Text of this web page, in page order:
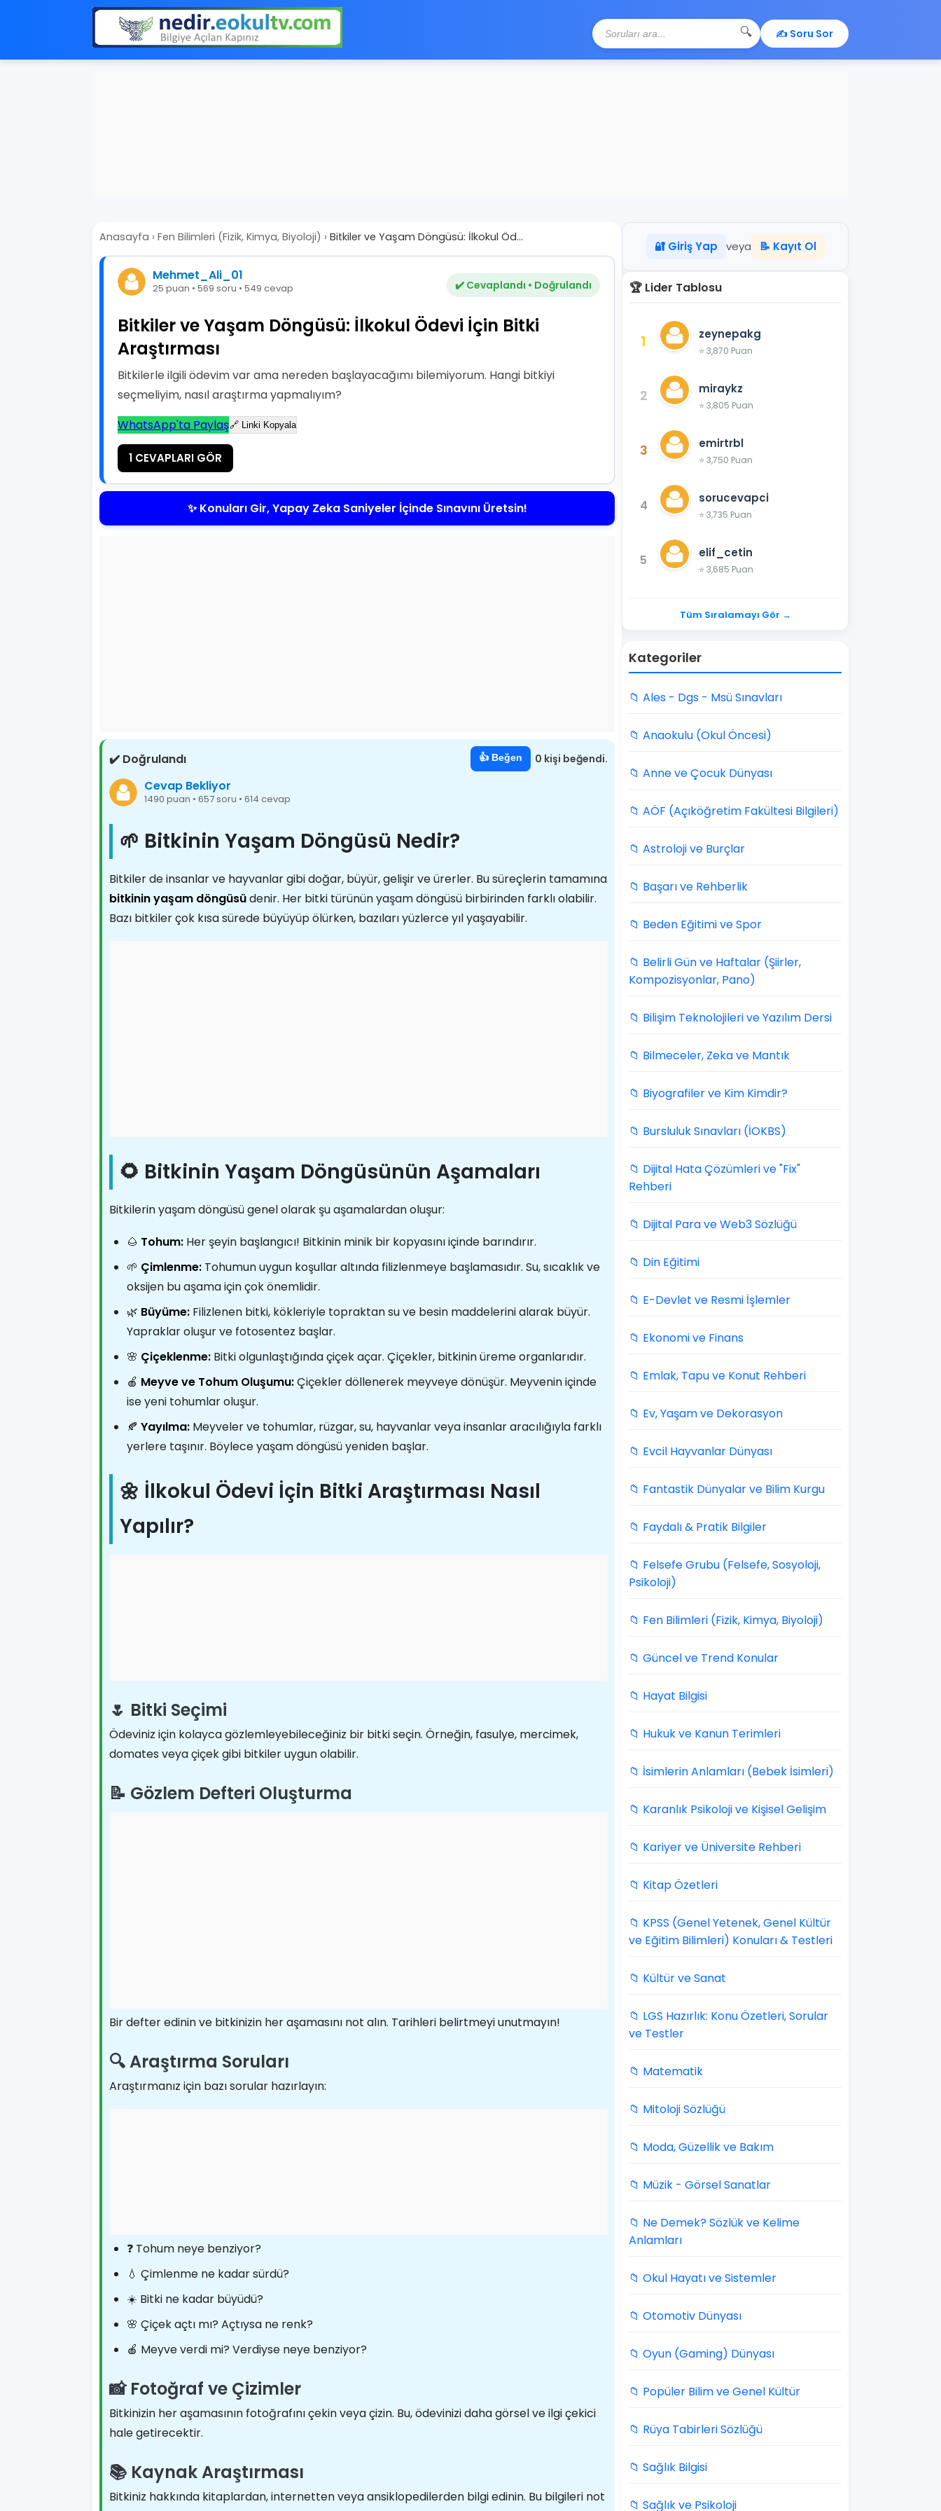
🔍 ✍️ Soru Sor
Anasayfa › Fen Bilimleri (Fizik, Kimya, Biyoloji) › Bitkiler ve Yaşam Döngüsü: İlkokul Öd...
Mehmet_Ali_01
25 puan • 569 soru • 549 cevap ✔️ Cevaplandı • Doğrulandı
Bitkiler ve Yaşam Döngüsü: İlkokul Ödevi İçin Bitki
Araştırması
Bitkilerle ilgili ödevim var ama nereden başlayacağımı bilemiyorum. Hangi bitkiyi
seçmeliyim, nasıl araştırma yapmalıyım?
WhatsApp'ta Paylaş🔗 Linki Kopyala
1 CEVAPLARI GÖR
✨ Konuları Gir, Yapay Zeka Saniyeler İçinde Sınavını Üretsin!
✔️ Doğrulandı 👍 Beğen 0 kişi beğendi.
Cevap Bekliyor
1490 puan • 657 soru • 614 cevap
🌱 Bitkinin Yaşam Döngüsü Nedir?
Bitkiler de insanlar ve hayvanlar gibi doğar, büyür, gelişir ve ürerler. Bu süreçlerin tamamına
bitkinin yaşam döngüsüdenir. Her bitki türünün yaşam döngüsü birbirinden farklı olabilir.
Bazı bitkiler çok kısa sürede büyüyüp ölürken, bazıları yüzlerce yıl yaşayabilir.
🌻 Bitkinin Yaşam Döngüsünün Aşamaları
Bitkilerin yaşam döngüsü genel olarak şu aşamalardan oluşur:
🌰 Tohum: Her şeyin başlangıcı! Bitkinin minik bir kopyasını içinde barındırır.
🌱 Çimlenme: Tohumun uygun koşullar altında filizlenmeye başlamasıdır. Su, sıcaklık ve
oksijen bu aşama için çok önemlidir.
🌿 Büyüme: Filizlenen bitki, kökleriyle topraktan su ve besin maddelerini alarak büyür.
Yapraklar oluşur ve fotosentez başlar.
🌸 Çiçeklenme: Bitki olgunlaştığında çiçek açar. Çiçekler, bitkinin üreme organlarıdır.
🍎 Meyve ve Tohum Oluşumu:Çiçekler döllenerek meyveye dönüşür. Meyvenin içinde
ise yeni tohumlar oluşur.
🍂 Yayılma: Meyveler ve tohumlar, rüzgar, su, hayvanlar veya insanlar aracılığıyla farklı
yerlere taşınır. Böylece yaşam döngüsü yeniden başlar.
🌼 İlkokul Ödevi İçin Bitki Araştırması Nasıl
Yapılır?
🌷 Bitki Seçimi
Ödeviniz için kolayca gözlemleyebileceğiniz bir bitki seçin. Örneğin, fasulye, mercimek,
domates veya çiçek gibi bitkiler uygun olabilir.
📝 Gözlem Defteri Oluşturma
Bir defter edinin ve bitkinizin her aşamasını not alın. Tarihleri belirtmeyi unutmayın!
🔍 Araştırma Soruları
Araştırmanız için bazı sorular hazırlayın:
❓ Tohum neye benziyor?
💧 Çimlenme ne kadar sürdü?
☀️ Bitki ne kadar büyüdü?
🌸 Çiçek açtı mı? Açtıysa ne renk?
🍎 Meyve verdi mi? Verdiyse neye benziyor?
📸 Fotoğraf ve Çizimler
Bitkinizin her aşamasının fotoğrafını çekin veya çizin. Bu, ödevinizi daha görsel ve ilgi çekici
hale getirecektir.
📚 Kaynak Araştırması
Bitkiniz hakkında kitaplardan, internetten veya ansiklopedilerden bilgi edinin. Bu bilgileri not
🔐 Giriş Yap veya 📝 Kayıt Ol
🏆 Lider Tablosu
1 zeynepakg
⭐ 3,870 Puan
2 miraykz
⭐ 3,805 Puan
3 emirtrbl
⭐ 3,750 Puan
4 sorucevapci
⭐ 3,735 Puan
5 elif_cetin
⭐ 3,685 Puan
Tüm Sıralamayı Gör →
Kategoriler
📁 Ales - Dgs - Msü Sınavları
📁 Anaokulu (Okul Öncesi)
📁 Anne ve Çocuk Dünyası
📁 AÖF (Açıköğretim Fakültesi Bilgileri)
📁 Astroloji ve Burçlar
📁 Başarı ve Rehberlik
📁 Beden Eğitimi ve Spor
📁 Belirli Gün ve Haftalar (Şiirler,
Kompozisyonlar, Pano)
📁 Bilişim Teknolojileri ve Yazılım Dersi
📁 Bilmeceler, Zeka ve Mantık
📁 Biyografiler ve Kim Kimdir?
📁 Bursluluk Sınavları (İOKBS)
📁 Dijital Hata Çözümleri ve "Fix"
Rehberi
📁 Dijital Para ve Web3 Sözlüğü
📁 Din Eğitimi
📁 E-Devlet ve Resmi İşlemler
📁 Ekonomi ve Finans
📁 Emlak, Tapu ve Konut Rehberi
📁 Ev, Yaşam ve Dekorasyon
📁 Evcil Hayvanlar Dünyası
📁 Fantastik Dünyalar ve Bilim Kurgu
📁 Faydalı & Pratik Bilgiler
📁 Felsefe Grubu (Felsefe, Sosyoloji,
Psikoloji)
📁 Fen Bilimleri (Fizik, Kimya, Biyoloji)
📁 Güncel ve Trend Konular
📁 Hayat Bilgisi
📁 Hukuk ve Kanun Terimleri
📁 İsimlerin Anlamları (Bebek İsimleri)
📁 Karanlık Psikoloji ve Kişisel Gelişim
📁 Kariyer ve Üniversite Rehberi
📁 Kitap Özetleri
📁 KPSS (Genel Yetenek, Genel Kültür
ve Eğitim Bilimleri) Konuları & Testleri
📁 Kültür ve Sanat
📁 LGS Hazırlık: Konu Özetleri, Sorular
ve Testler
📁 Matematik
📁 Mitoloji Sözlüğü
📁 Moda, Güzellik ve Bakım
📁 Müzik - Görsel Sanatlar
📁 Ne Demek? Sözlük ve Kelime
Anlamları
📁 Okul Hayatı ve Sistemler
📁 Otomotiv Dünyası
📁 Oyun (Gaming) Dünyası
📁 Popüler Bilim ve Genel Kültür
📁 Rüya Tabirleri Sözlüğü
📁 Sağlık Bilgisi
📁 Sağlık ve Psikoloji